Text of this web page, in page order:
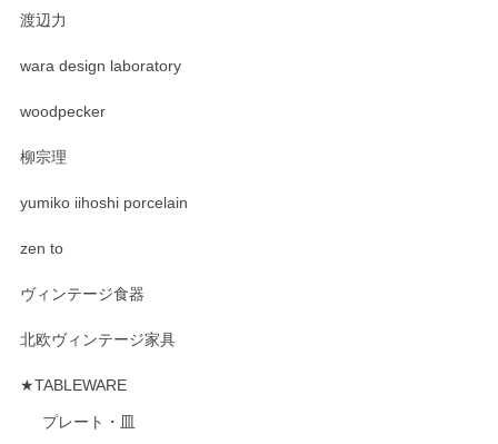
渡辺力
wara design laboratory
woodpecker
柳宗理
yumiko iihoshi porcelain
zen to
ヴィンテージ食器
北欧ヴィンテージ家具
★TABLEWARE
プレート・皿